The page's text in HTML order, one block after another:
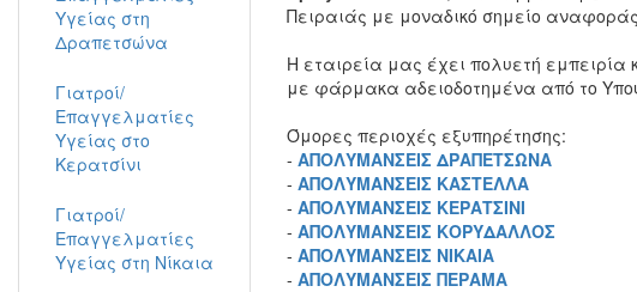
Πειραιάς με μοναδικό σημείο
Η εταιρεία μας έχει πολυετή εμπειρία
με φάρμακα αδειοδοτημένα από το
Όμορες περιοχές εξυπηρέτησης:
- ΑΠΟΛΥΜΑΝΣΕΙΣ ΔΡΑΠΕΤΣΩΝΑ
- ΑΠΟΛΥΜΑΝΣΕΙΣ ΚΑΣΤΕΛΛΑ
- ΑΠΟΛΥΜΑΝΣΕΙΣ ΚΕΡΑΤΣΙΝΙ
- ΑΠΟΛΥΜΑΝΣΕΙΣ ΚΟΡΥΔΑΛΛΟΣ
- ΑΠΟΛΥΜΑΝΣΕΙΣ ΝΙΚΑΙΑ
- ΑΠΟΛΥΜΑΝΣΕΙΣ ΠΕΡΑΜΑ
Υγείας στη
Δραπετσώνα
Γιατροί/
Επαγγελματίες
Υγείας στο
Κερατσίνι
Γιατροί/
Επαγγελματίες
Υγείας στη Νίκαια